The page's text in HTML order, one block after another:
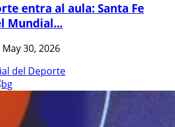
entra al aula: Santa Fe
Mundial...
May 30, 2026
del Deporte